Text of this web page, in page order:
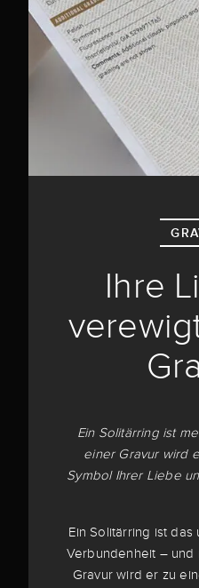
Ihre
Ein Solitärring ist
einer Gravur wird
Symbol Ihrer Liebe
Ein Solitärring ist
Verbundenheit – und
Gravur wird er zu